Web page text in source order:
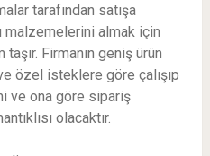
tarafından satışa
malzemelerini almak için
Firmanın geniş ürün
özel isteklere göre çalışıp
ve ona göre sipariş
olacaktır.